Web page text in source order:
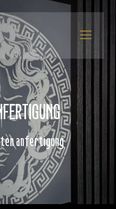
anfertigung